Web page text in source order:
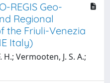
REGIS Geo-
Regional
the Friuli-Venezia
Italy)
Vermooten, J. S. A.;